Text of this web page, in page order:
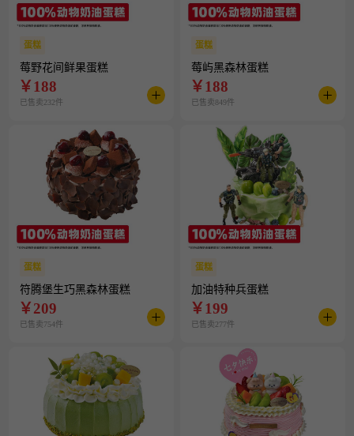
蛋糕
莓野花间鲜果蛋糕
￥188
已售卖232件
蛋糕
莓屿黑森林蛋糕
￥188
已售卖849件
蛋糕
符腾堡生巧黑森林蛋糕
￥209
已售卖754件
蛋糕
加油特种兵蛋糕
￥199
已售卖277件